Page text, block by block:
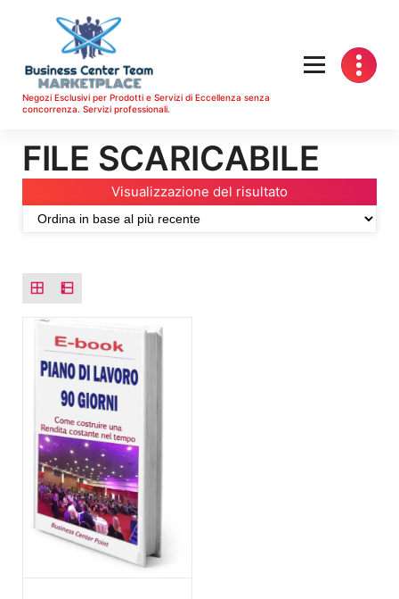
contenuto
Negozi Esclusivi per Prodotti e Servizi di Eccellenza senza
concorrenza. Servizi professionali.
FILE SCARICABILE
Visualizzazione del risultato